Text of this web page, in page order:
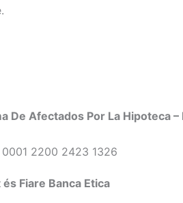
De Afectados Por La Hipoteca –
0001 2200 2423 1326
Fiare Banca Etica